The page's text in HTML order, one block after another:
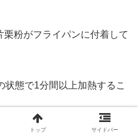
粉がフライパンに付着して
態で1分間以上加熱するこ
トップ サイドバー